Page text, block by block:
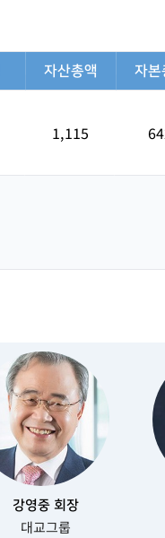
자산총액 자본
1,115
강영중 회장
대교그룹